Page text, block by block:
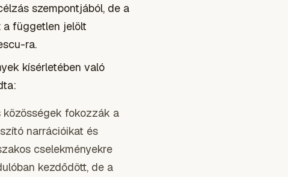
szempontjából, de a
a független jelölt
ra.
kísérletében való
fokozzák a
narrációikat és
cselekményekre
kezdődött, de a